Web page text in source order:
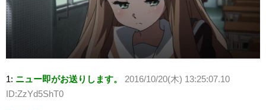
1: ニュー即がお送りします。
2016/10/20(木) 13:25:07.10
ID:ZzYd5ShT0